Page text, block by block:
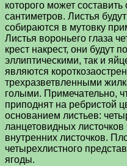
которого может
сантиметров. Листья
собираются в мутовку
Листья вороньего глаза
крест накрест, они будут
эллиптическими, так и
являются
трехразветвленными
голыми. Примечательно,
приподнят на ребристой
основанием листьев:
ланцетовидных
внутренних листочков.
четырехлистного
ягоды.